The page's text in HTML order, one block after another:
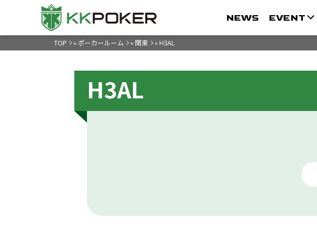
NEWS EVENT
TOP » ポーカールーム »関東 »H3AL
H3AL